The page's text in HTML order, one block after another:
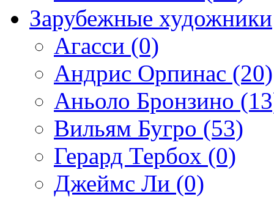
Зарубежные художники
Агасси (0)
Андрис Орпинас (20)
Аньоло Бронзино
Вильям Бугро (53)
Герард Тербох (0)
Джеймс Ли (0)